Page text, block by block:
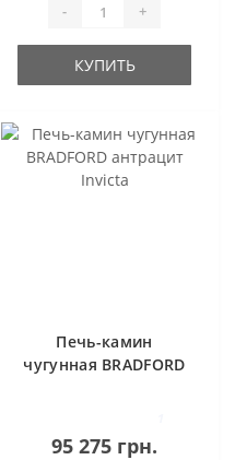
- +
КУПИТЬ
Печь-камин
чугунная BRADFORD
95 275 грн.